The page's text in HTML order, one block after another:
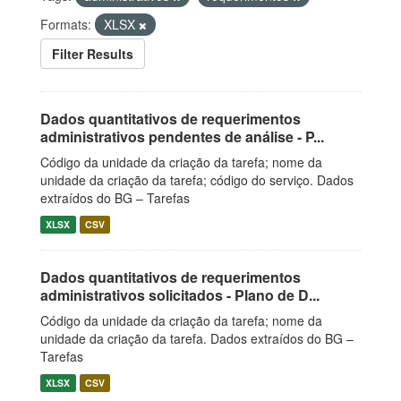
Formats:
XLSX
Filter Results
Dados quantitativos de requerimentos
administrativos pendentes de análise - P...
Código da unidade da criação da tarefa; nome da
unidade da criação da tarefa; código do serviço. Dados
extraídos do BG – Tarefas
XLSX CSV
Dados quantitativos de requerimentos
administrativos solicitados - Plano de D...
Código da unidade da criação da tarefa; nome da
unidade da criação da tarefa. Dados extraídos do BG –
Tarefas
XLSX CSV